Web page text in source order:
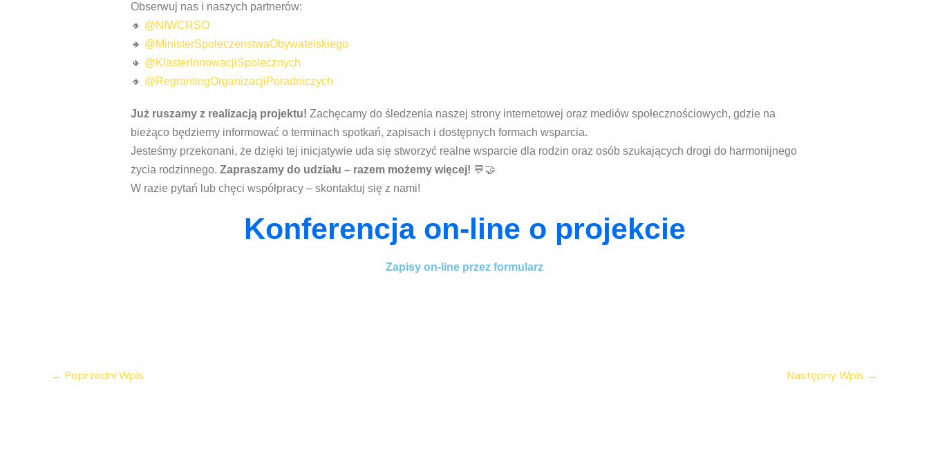
Obserwuj nas i naszych partnerów:
🔸 @NIWCRSO
🔸 @MinisterSpoleczenstwaObywatelskiego
🔸 @KlasterInnowacjiSpolecznych
🔸 @RegrantingOrganizacjiPoradniczych
Już ruszamy z realizacją projektu! Zachęcamy do śledzenia naszej strony internetowej oraz mediów społecznościowych, gdzie na
bieżąco będziemy informować o terminach spotkań, zapisach i dostępnych formach wsparcia.
Jesteśmy przekonani, że dzięki tej inicjatywie uda się stworzyć realne wsparcie dla rodzin oraz osób szukających drogi do harmonijnego
życia rodzinnego. Zapraszamy do udziału – razem możemy więcej! 💬🤝
W razie pytań lub chęci współpracy – skontaktuj się z nami!
Konferencja on-line o projekcie
Zapisy on-line przez formularz
← Poprzedni Wpis Następny Wpis →